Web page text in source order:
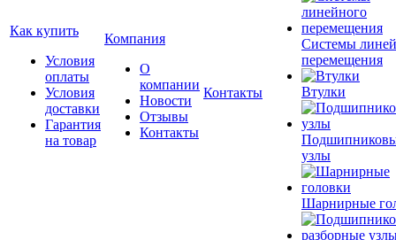
Как купить
Условия
оплаты
Условия
доставки
Гарантия
на товар
Компания
О
компании
Новости
Отзывы
Контакты
Контакты
Системы
перемещения
Втулки
узлы
Шарнирные